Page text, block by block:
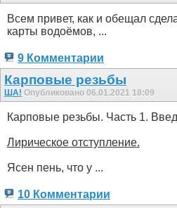
Всем привет, как и обещал
карты водоёмов, ...
9 Комментарии
Карповые резьбы
ША! Опубликовано 06.01.2021 18:09
Карповые резьбы. Часть 1.
Лирическое отступление.
Ясен пень, что у ...
10 Комментарии